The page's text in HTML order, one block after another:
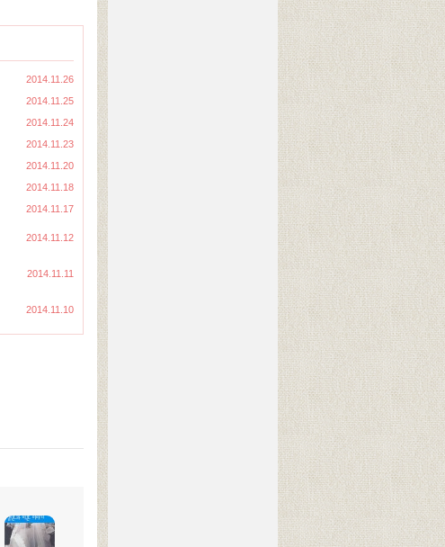
2014.11.26
2014.11.25
2014.11.24
2014.11.23
2014.11.20
2014.11.18
2014.11.17
2014.11.12
2014.11.11
2014.11.10